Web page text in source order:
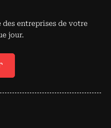
entreprises de votre
jour.